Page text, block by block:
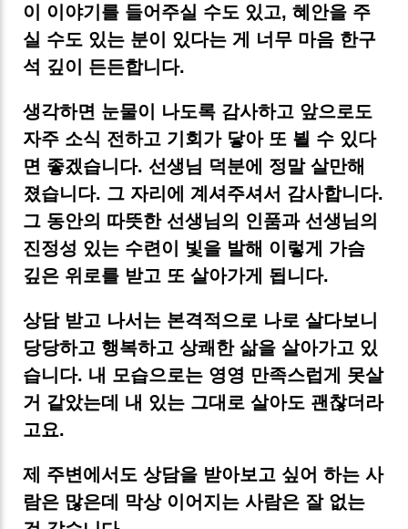
이 이야기를 들어주실 수도 있고, 혜안을 주
실 수도 있는 분이 있다는 게 너무 마음 한구
석 깊이 든든합니다.
생각하면 눈물이 나도록 감사하고 앞으로도
자주 소식 전하고 기회가 닿아 또 뵐 수 있다
면 좋겠습니다. 선생님 덕분에 정말 살만해
졌습니다. 그 자리에 계셔주셔서 감사합니다.
그 동안의 따뜻한 선생님의 인품과 선생님의
진정성 있는 수련이 빛을 발해 이렇게 가슴
깊은 위로를 받고 또 살아가게 됩니다.
상담 받고 나서는 본격적으로 나로 살다보니
당당하고 행복하고 상쾌한 삶을 살아가고 있
습니다. 내 모습으로는 영영 만족스럽게 못살
거 같았는데 내 있는 그대로 살아도 괜찮더라
고요.
제 주변에서도 상담을 받아보고 싶어 하는 사
람은 많은데 막상 이어지는 사람은 잘 없는